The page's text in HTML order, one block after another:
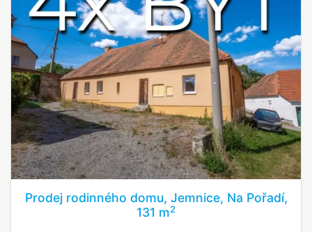
Prodej rodinného domu, Jemnice, Na Pořadí,
131 m2